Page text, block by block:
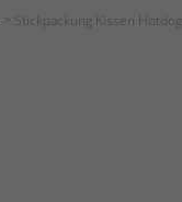
> Stickpackung Kissen Hotdog